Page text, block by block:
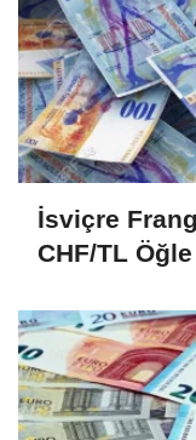
İsviçre
CHF/TL